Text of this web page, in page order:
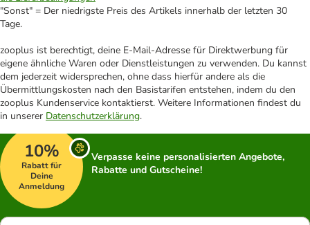
"Sonst" = Der niedrigste Preis des Artikels innerhalb der letzten 30
Tage.
zooplus ist berechtigt, deine E-Mail-Adresse für Direktwerbung für
eigene ähnliche Waren oder Dienstleistungen zu verwenden. Du kannst
dem jederzeit widersprechen, ohne dass hierfür andere als die
Übermittlungskosten nach den Basistarifen entstehen, indem du den
zooplus Kundenservice kontaktierst. Weitere Informationen findest du
in unserer Datenschutzerklärung.
10%
Rabatt für
Deine
Anmeldung
Verpasse keine personalisierten Angebote,
Rabatte und Gutscheine!